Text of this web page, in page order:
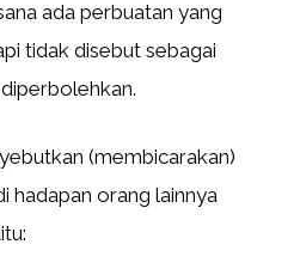
ada perbuatan yang
tidak disebut sebagai
(membicarakan)
hadapan orang lainnya